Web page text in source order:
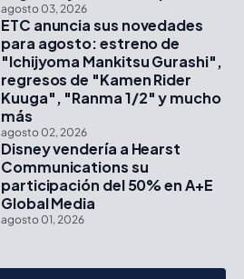
agosto 03, 2026
ETC anuncia sus novedades
para agosto: estreno de
"Ichijyoma Mankitsu Gurashi",
regresos de "Kamen Rider
Kuuga", "Ranma 1/2" y mucho
más
agosto 02, 2026
Disney vendería a Hearst
Communications su
participación del 50% en A+E
Global Media
agosto 01, 2026